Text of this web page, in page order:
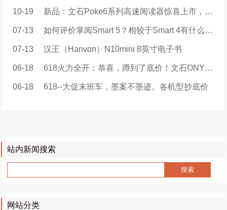
10-19 新品：文石Poke6系列高速阅读器惊喜上市，售价899元起！
07-13 如何评价掌阅Smart 5？相较于Smart 4有什么区别？值得大家购买吗？
07-13 汉王（Hanvon）N10mini 8英寸电子书
06-18 618火力全开：恭喜，蹲到了底价！文石ONYX BOOX品牌特价
06-18 618--大促末班车，墨案不墨迹。各机型抄底价
站内新闻搜索
网站分类